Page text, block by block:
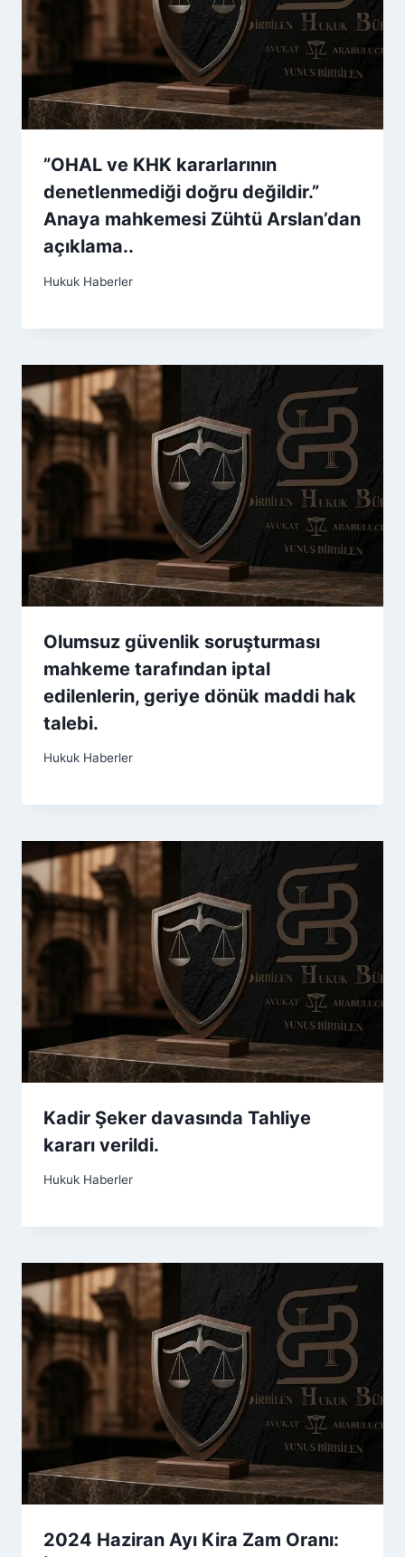
”OHAL ve KHK kararlarının
denetlenmediği doğru değildir.”
Anaya mahkemesi Zühtü Arslan’dan
açıklama..
Hukuk Haberler
Olumsuz güvenlik soruşturması
mahkeme tarafından iptal
edilenlerin, geriye dönük maddi hak
talebi.
Hukuk Haberler
Kadir Şeker davasında Tahliye
kararı verildi.
Hukuk Haberler
2024 Haziran Ayı Kira Zam Oranı: